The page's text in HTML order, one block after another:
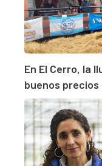
En El Cerro, la
buenos precios